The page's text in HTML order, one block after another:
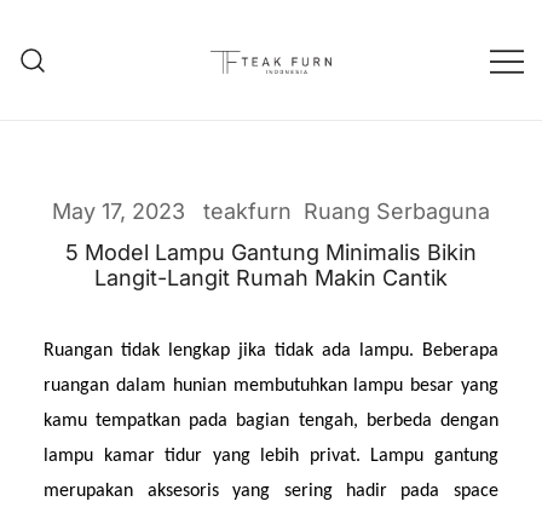
May 17, 2023 teakfurn Ruang Serbaguna
5 Model Lampu Gantung Minimalis Bikin
Langit-Langit Rumah Makin Cantik
Ruangan tidak lengkap jika tidak ada lampu. Beberapa
ruangan dalam hunian membutuhkan lampu besar yang
kamu tempatkan pada bagian tengah, berbeda dengan
lampu kamar tidur yang lebih privat. Lampu gantung
merupakan aksesoris yang sering hadir pada space